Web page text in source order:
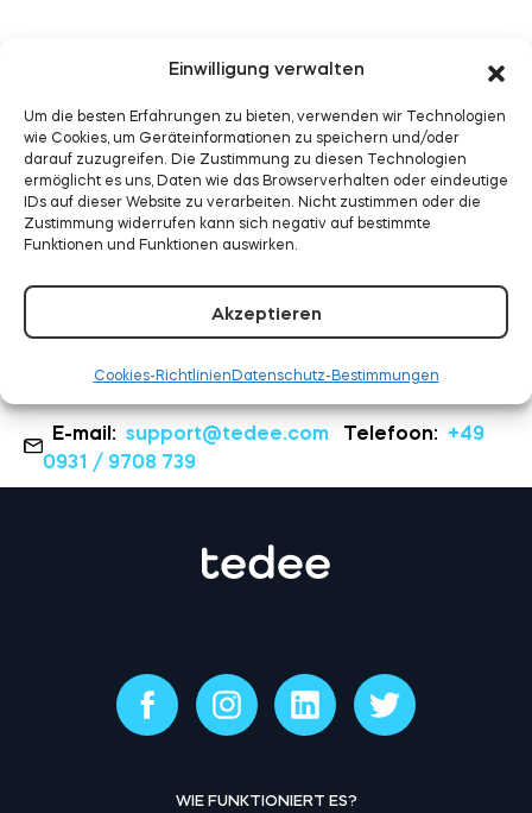
Einwilligung verwalten
Um die besten Erfahrungen zu bieten, verwenden wir Technologien
wie Cookies, um Geräteinformationen zu speichern und/oder
darauf zuzugreifen. Die Zustimmung zu diesen Technologien
ermöglicht es uns, Daten wie das Browserverhalten oder eindeutige
IDs auf dieser Website zu verarbeiten. Nicht zustimmen oder die
Zustimmung widerrufen kann sich negativ auf bestimmte
Funktionen und Funktionen auswirken.
Akzeptieren
Cookies-Richtlinien Datenschutz-Bestimmungen
Jetzt kaufen
Tedee funktioniert jetzt
mit Samsung
SmartThings
WEITERLESEN
E-mail: support@tedee.com Telefoon: +49
0931 / 9708 739
WIE FUNKTIONIERT ES?